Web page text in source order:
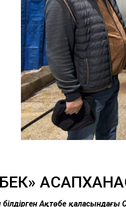
білдірген Ақтөбе